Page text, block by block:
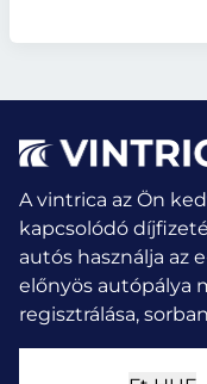
A vintrica az Ön
kapcsolódó
autós használja az
előnyös autópálya
regisztrálása,